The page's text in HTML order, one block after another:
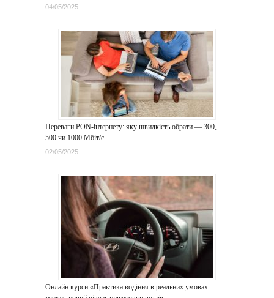
04/05/2025
Переваги PON-інтернету: яку швидкість обрати — 300,
500 чи 1000 Мбіт/с
02/05/2025
Онлайн курси «Практика водіння в реальних умовах